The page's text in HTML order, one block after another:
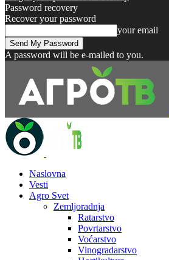
Password recovery
Recover your password
your email
A password will be e-mailed to you.
Naslovna
Vesti
Agro Svet
Zemljoradnja
Ratarstvo
Povrtarstvo
Voćarstvo
Vinogradarstvo